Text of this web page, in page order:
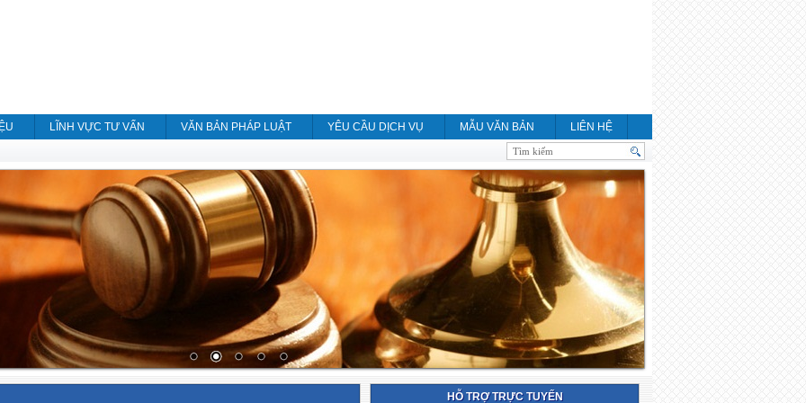
LĨNH VỰC TƯ VẤN VĂN BẢN PHÁP LUẬT YÊU CẦU DỊCH VỤ MẪU VĂN BẢN
LIÊN HỆ
HỖ TRỢ TRỰC TUYẾN